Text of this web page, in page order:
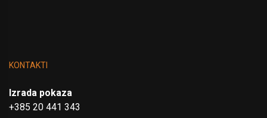
KONTAKTI
Izrada pokaza
+385 20 441 343